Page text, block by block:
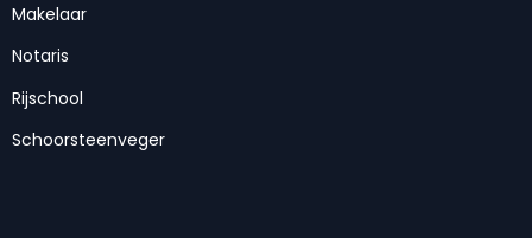
Makelaar
Notaris
Rijschool
Schoorsteenveger